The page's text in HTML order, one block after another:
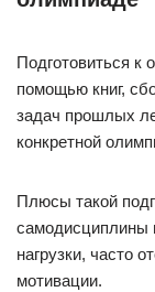
Подготовиться к
помощью книг,
задач прошлых
конкретной
Плюсы такой
нагрузки, часто
мотивации.